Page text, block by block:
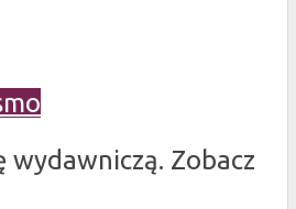
wydawniczą. Zobacz